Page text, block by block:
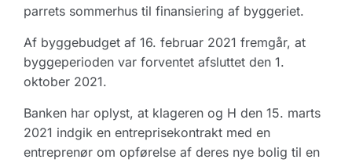
parrets sommerhus til finansiering af byggeriet.
Af byggebudget af 16. februar 2021 fremgår, at
byggeperioden var forventet afsluttet den 1.
oktober 2021.
Banken har oplyst, at klageren og H den 15. marts
2021 indgik en entreprisekontrakt med en
entreprenør om opførelse af deres nye bolig til en